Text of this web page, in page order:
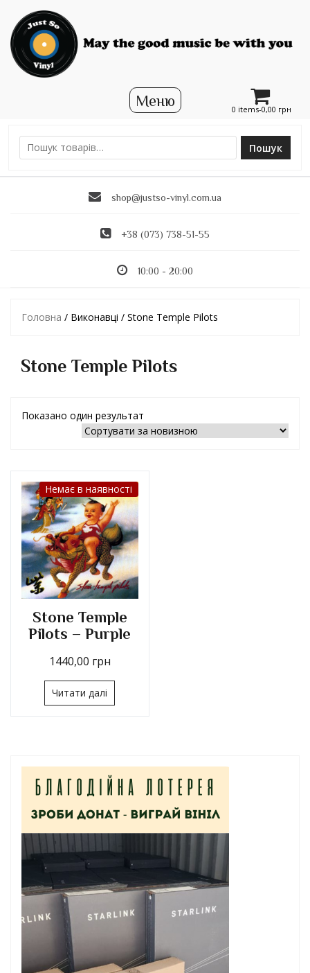
0 items-0,00 грн
Ш
Пошук
shop@justso-vinyl.com.ua
+38 (073) 738-51-55
10:00 - 20:00
Головна / Виконавці / Stone Temple Pilots
Stone Temple Pilots
Показано один результат
Немає в наявності
Stone Temple
Pilots – Purple
1440,00 грн
Читати далі